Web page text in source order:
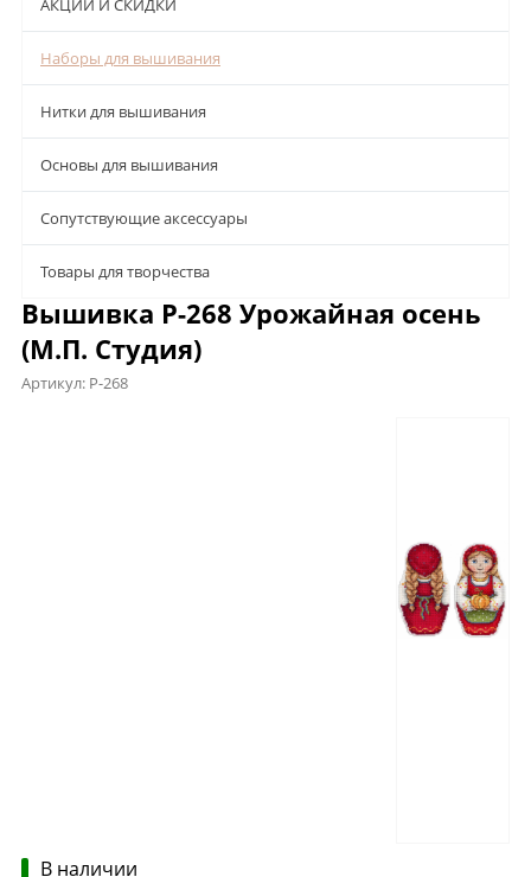
АКЦИИ И СКИДКИ
Наборы для вышивания
Нитки для вышивания
Основы для вышивания
Сопутствующие аксессуары
Товары для творчества
Вышивка Р-268 Урожайная осень
(М.П. Студия)
Артикул: Р-268
В наличии